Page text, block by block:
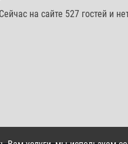
Сейчас на сайте 527 гостей и